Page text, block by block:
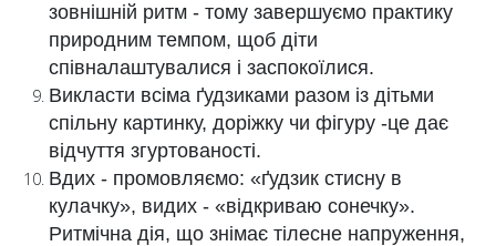
зовнішній ритм - тому завершуємо практику
природним темпом, щоб діти
співналаштувалися і заспокоїлися.
Викласти всіма ґудзиками разом із дітьми
спільну картинку, доріжку чи фігуру -це дає
відчуття згуртованості.
Вдих - промовляємо: «ґудзик стисну в
кулачку», видих - «відкриваю сонечку».
Ритмічна дія, що знімає тілесне напруження,